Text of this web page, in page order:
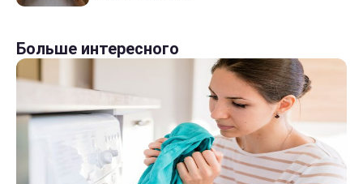
Больше интересного